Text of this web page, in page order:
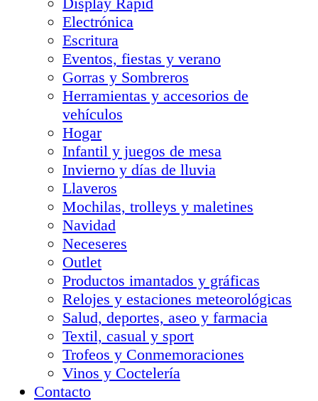
Electrónica
Escritura
Eventos, fiestas y verano
Gorras y Sombreros
Herramientas y accesorios de
vehículos
Hogar
Infantil y juegos de mesa
Invierno y días de lluvia
Llaveros
Mochilas, trolleys y maletines
Navidad
Neceseres
Outlet
Productos imantados y gráficas
Relojes y estaciones meteorológicas
Salud, deportes, aseo y farmacia
Textil, casual y sport
Trofeos y Conmemoraciones
Vinos y Coctelería
Contacto